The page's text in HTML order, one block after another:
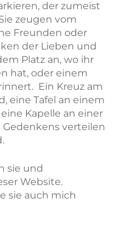
der zumeist
zeugen vom
Freunden oder
der Lieben und
Platz an, wo ihr
hat, oder einem
Ein Kreuz am
eine Tafel an einem
Kapelle an einer
verteilen
sie und
Website.
sie auch mich